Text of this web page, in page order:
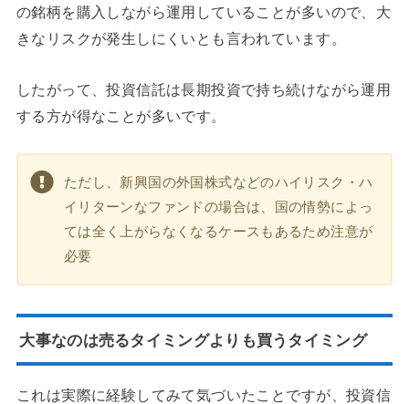
の銘柄を購入しながら運用していることが多いので、大
きなリスクが発生しにくいとも言われています。
したがって、投資信託は長期投資で持ち続けながら運用
する方が得なことが多いです。
ただし、新興国の外国株式などのハイリスク・ハ
イリターンなファンドの場合は、国の情勢によっ
ては全く上がらなくなるケースもあるため注意が
必要
大事なのは売るタイミングよりも買うタイミング
これは実際に経験してみて気づいたことですが、投資信